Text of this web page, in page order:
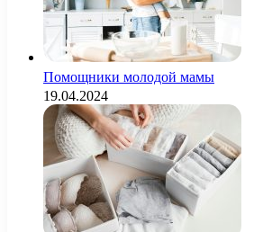
Помощники молодой мамы
19.04.2024